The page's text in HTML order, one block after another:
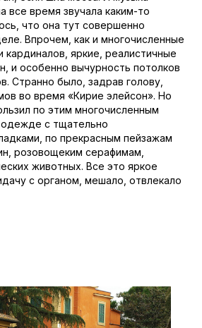
все время звучала каким-то
что она тут совершенно
Впрочем, как и многочисленные
кардиналов, яркие, реалистичные
и особенно вычурность потолков
Странно было, задрав голову,
во время «Кирие элейсон». Но
по этим многочисленным
одежде с тщательно
по прекрасным пейзажам
розовощеким серафимам,
животных. Все это яркое
с органом, мешало, отвлекало